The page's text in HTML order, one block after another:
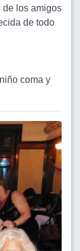
de los amigos
de todo
coma y